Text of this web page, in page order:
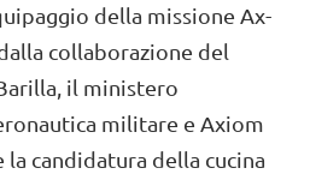
della missione Ax-
collaborazione del
il ministero
militare e Axiom
la candidatura della cucina